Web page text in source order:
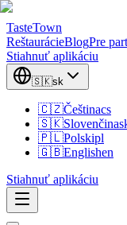
TasteTown
ReštaurácieBlogPre
Stiahnuť aplikáciu
🇸🇰sk
🇨🇿Češtinacs
🇸🇰Slovenčina
🇵🇱Polskipl
🇬🇧Englishen
Stiahnuť aplikáciu